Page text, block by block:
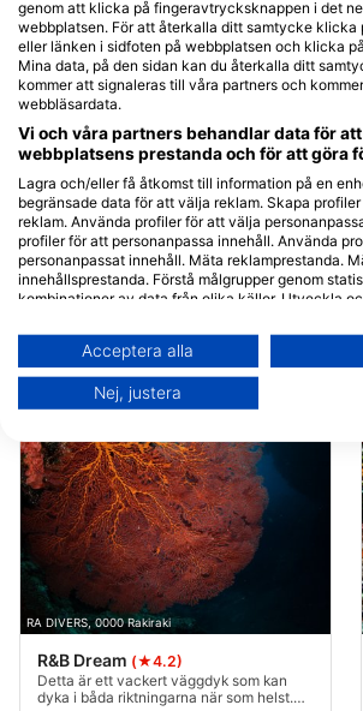
dykplats
RA DIVERS
Volivoli Circular Road, 0000
Rakiraki, Fiji
Närliggande Dykplatser
RA DIVERS, 0000 Rakiraki
R&B Dream (★4.2)
Detta är ett vackert väggdyk som kan
dyka i båda riktningarna när som helst.
genom att klicka på fingeravtrycksknappen i det
webbplatsen. För att återkalla ditt samtycke
eller länken i sidfoten på webbplatsen och klicka
Mina data, på den sidan kan du återkalla ditt
kommer att signaleras till våra partners och
webbläsardata.
Vi och våra partners behandlar data för
webbplatsens prestanda och för att göra
Lagra och/eller få åtkomst till information på en
begränsade data för att välja reklam. Skapa
reklam. Använda profiler för att välja
profiler för att personanpassa innehåll. Använda
personanpassat innehåll. Mäta reklamprestanda.
innehållsprestanda. Förstå målgrupper genom
kombinationer av data från olika källor. Utveckla
Du hittar mer information om hur Google använder
https://business.safety.google/privacy/
Data kan delas utanför EU och skickas till USA.
Ditt samtycke och cookie gäller endast denna
Visa partnerlista (1 IAB-leverantörer)
Vi använder dina uppgifter för följande ändamål:
IAB:s ändamål med behandlingen:
Lagra och/eller få åtkomst till
en enhet
Använda begränsade data för att välja
reklam
Skapa profiler för personaliserad reklam
Acceptera alla
Nej, justera